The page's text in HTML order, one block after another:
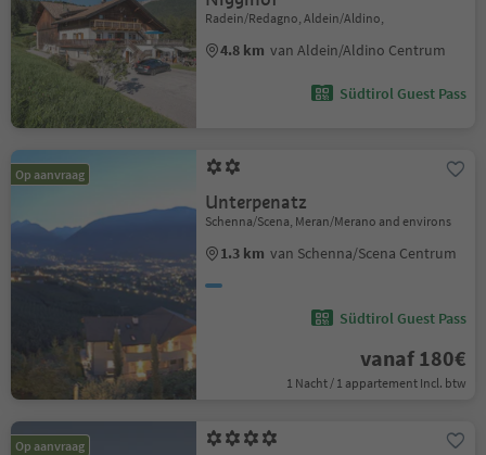
Radein/Redagno, Aldein/Aldino,
4.8 km van Aldein/Aldino Centrum
Südtirol Guest Pass
Op aanvraag
Unterpenatz
Schenna/Scena, Meran/Merano and environs
1.3 km van Schenna/Scena Centrum
Südtirol Guest Pass
vanaf 180€
1 Nacht / 1 appartement Incl. btw
Op aanvraag